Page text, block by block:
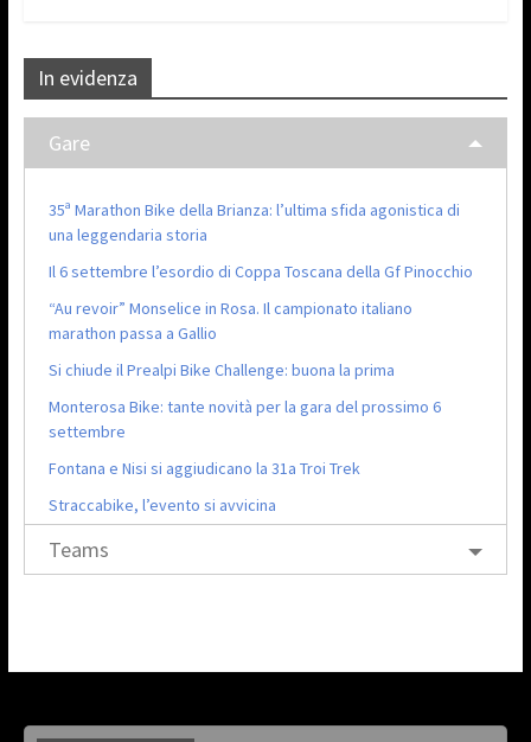
In evidenza
Gare
35ª Marathon Bike della Brianza: l’ultima sfida agonistica di
una leggendaria storia
Il 6 settembre l’esordio di Coppa Toscana della Gf Pinocchio
“Au revoir” Monselice in Rosa. Il campionato italiano
marathon passa a Gallio
Si chiude il Prealpi Bike Challenge: buona la prima
Monterosa Bike: tante novità per la gara del prossimo 6
settembre
Fontana e Nisi si aggiudicano la 31a Troi Trek
Straccabike, l’evento si avvicina
Teams